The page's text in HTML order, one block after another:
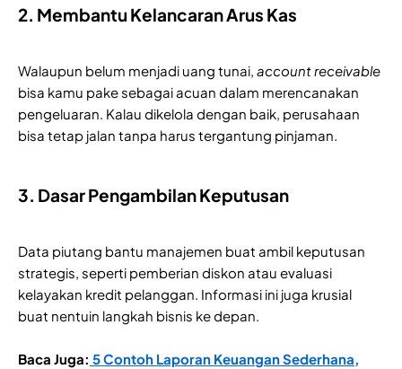
2. Membantu Kelancaran Arus Kas
Walaupun belum menjadi uang tunai, account receivable
bisa kamu pake sebagai acuan dalam merencanakan
pengeluaran. Kalau dikelola dengan baik, perusahaan
bisa tetap jalan tanpa harus tergantung pinjaman.
3. Dasar Pengambilan Keputusan
Data piutang bantu manajemen buat ambil keputusan
strategis, seperti pemberian diskon atau evaluasi
kelayakan kredit pelanggan. Informasi ini juga krusial
buat nentuin langkah bisnis ke depan.
Baca Juga: 5 Contoh Laporan Keuangan Sederhana,